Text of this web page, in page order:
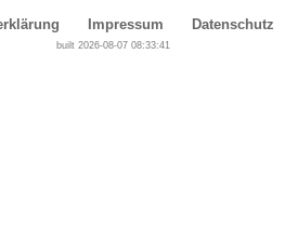
Impressum Datenschutz
built 2026-08-07 08:33:41